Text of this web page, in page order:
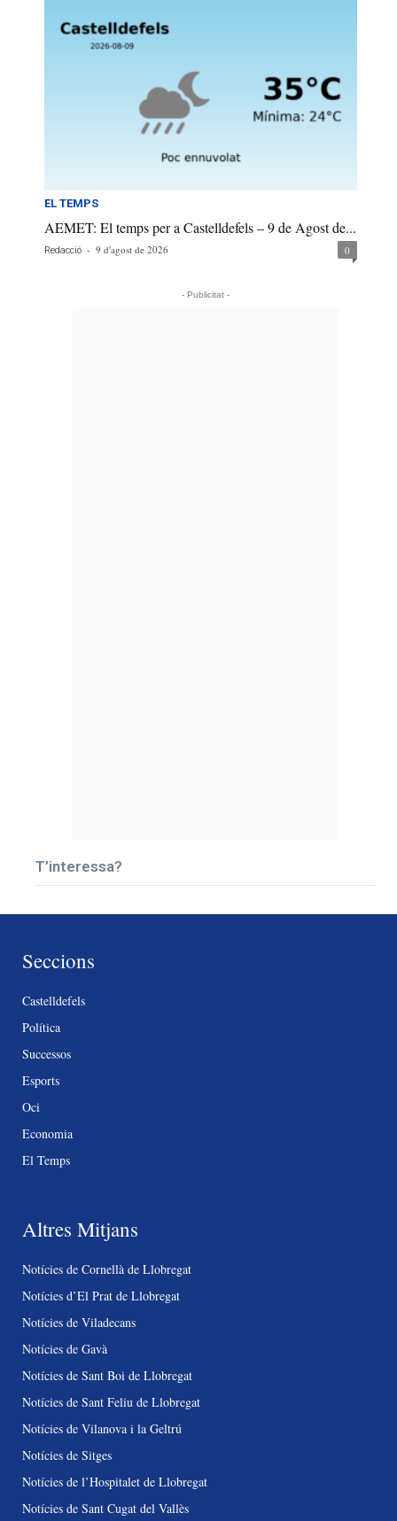
EL TEMPS
AEMET: El temps per a Castelldefels – 9 de Agost de...
Redacció - 9 d'agost de 2026 0
- Publicitat -
T’interessa?
Seccions
Castelldefels
Política
Successos
Esports
Oci
Economia
El Temps
Altres Mitjans
Notícies de Cornellà de Llobregat
Notícies d’El Prat de Llobregat
Notícies de Viladecans
Notícies de Gavà
Notícies de Sant Boi de Llobregat
Notícies de Sant Feliu de Llobregat
Notícies de Vilanova i la Geltrú
Notícies de Sitges
Notícies de l’Hospitalet de Llobregat
Notícies de Sant Cugat del Vallès